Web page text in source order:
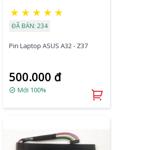
★ ★ ★ ★ ★
ĐÃ BÁN: 234
Pin Laptop ASUS A32 - Z37
500.000 đ
Mới 100%